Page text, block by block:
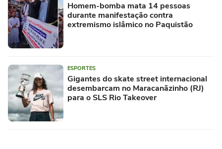
Homem-bomba mata 14 pessoas
durante manifestação contra
extremismo islâmico no Paquistão
ESPORTES
Gigantes do skate street internacional
desembarcam no Maracanãzinho (RJ)
para o SLS Rio Takeover